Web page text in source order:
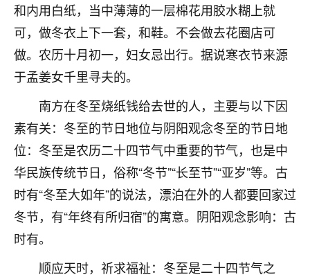
和内用白纸，当中薄薄的一层棉花用胶水糊上就
可，做冬衣上下一套，和鞋。不会做去花圈店可
做。农历十月初一，妇女忌出行。据说寒衣节来源
于孟姜女千里寻夫的。
南方在冬至烧纸钱给去世的人，主要与以下因
素有关：冬至的节日地位与阴阳观念冬至的节日地
位：冬至是农历二十四节气中重要的节气，也是中
华民族传统节日，俗称“冬节”“长至节”“亚岁”等。古
时有“冬至大如年”的说法，漂泊在外的人都要回家过
冬节，有“年终有所归宿”的寓意。阴阳观念影响：古
时有。
顺应天时，祈求福祉：冬至是二十四节气之
七零老顽童 ：我母亲前年离世，刚开始我经常
做梦梦见她，后来也是朋友介绍，找到慧来老
师，安排了超度法事，做梦再也没有梦到过
了，一开始是半信半疑的，图个心安，给亡母
超度，现在看来，人不信也不行。
2天前 来自云南 11
优秀的张同学
老师收徒吗？？我对这些很感兴趣
2天前 来自山西 15